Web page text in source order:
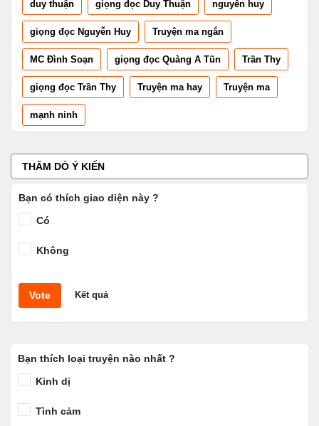
duy thuận giọng đọc Duy Thuận nguyễn huy
giọng đọc Nguyễn Huy Truyện ma ngắn
MC Đình Soạn giọng đọc Quàng A Tũn Trần Thy
giọng đọc Trần Thy Truyện ma hay Truyện ma
mạnh ninh
THĂM DÒ Ý KIẾN
Bạn có thích giao diện này ?
Có
Không
Vote Kết quả
Bạn thích loại truyện nào nhất ?
Kinh dị
Tình cảm